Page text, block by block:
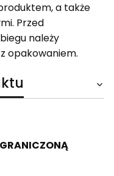
a także
Przed
należy
opakowaniem.